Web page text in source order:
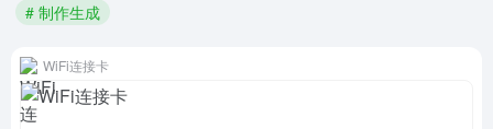
# 制作生成
WiFi连接卡